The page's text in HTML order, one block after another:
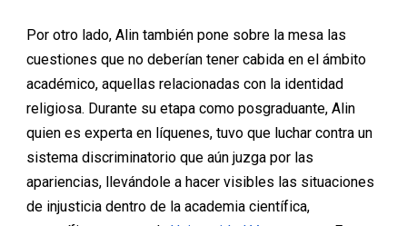
Por otro lado, Alin también pone sobre la mesa las
cuestiones que no deberían tener cabida en el ámbito
académico, aquellas relacionadas con la identidad
religiosa. Durante su etapa como posgraduante, Alin
quien es experta en líquenes, tuvo que luchar contra un
sistema discriminatorio que aún juzga por las
apariencias, llevándole a hacer visibles las situaciones
de injusticia dentro de la academia científica,